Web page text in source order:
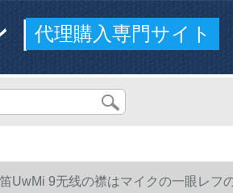
ド代理購入専門サイト
UwMi 9无线の襟はマイクの一眼レフ